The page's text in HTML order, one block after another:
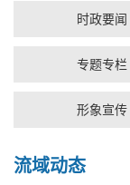
时政要闻
专题专栏
形象宣传
流域动态